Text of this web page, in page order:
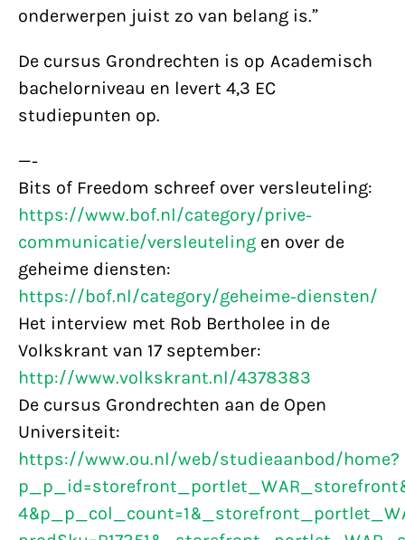
onderwerpen juist zo van belang is.”
De cursus Grondrechten is op Academisch
bachelorniveau en levert 4,3 EC
studiepunten op.
—-
Bits of Freedom schreef over versleuteling:
https://www.bof.nl/category/prive-
communicatie/versleuteling en over de
geheime diensten:
https://bof.nl/category/geheime-diensten/
Het interview met Rob Bertholee in de
Volkskrant van 17 september:
http://www.volkskrant.nl/4378383
De cursus Grondrechten aan de Open
Universiteit:
https://www.ou.nl/web/studieaanbod/home?